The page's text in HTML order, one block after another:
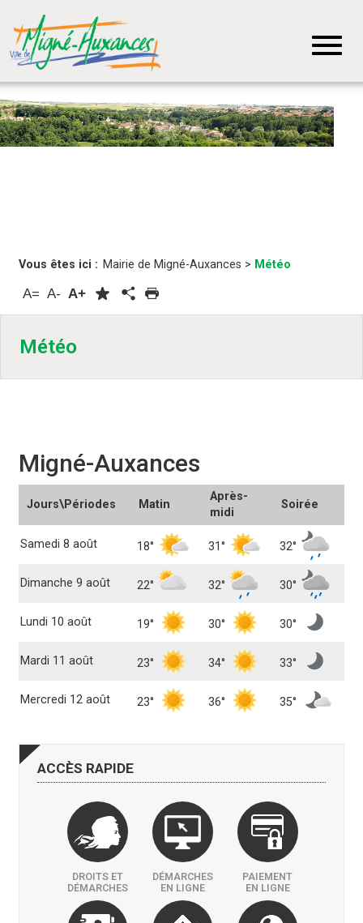
Vous êtes ici : Mairie de Migné-Auxances > Météo
A= A- A+
Météo
Migné-Auxances
Jours\Périodes Matin
Après-
midi
Soirée
Samedi 8 août 18° 31° 32°
Dimanche 9 août 22° 32° 30°
Lundi 10 août 19° 30° 30°
Mardi 11 août 23° 34° 33°
Mercredi 12 août 23° 36° 35°
ACCÈS RAPIDE
DROITS ET
DÉMARCHES
DÉMARCHES
EN LIGNE
PAIEMENT
EN LIGNE